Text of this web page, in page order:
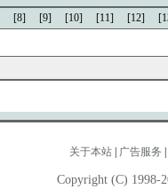
[8] [9] [10] [11] [12]
关于本站 广告服务
Copyright (C) 1998-